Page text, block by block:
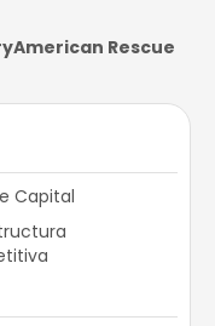
Rescue
Capital